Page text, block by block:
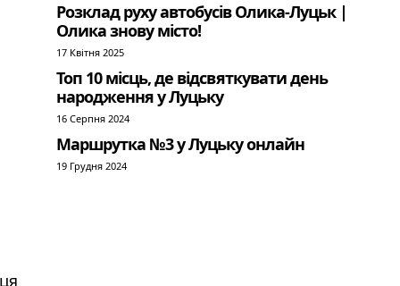
Розклад руху автобусів Олика-Луцьк |
Олика знову місто!
17 Квітня 2025
Топ 10 місць, де відсвяткувати день
народження у Луцьку
16 Серпня 2024
Маршрутка №3 у Луцьку онлайн
19 Грудня 2024